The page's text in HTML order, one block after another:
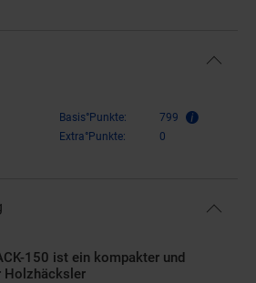
Basis°Punkte:
799
Extra°Punkte:
0
150 ist ein kompakter und
Holzhäcksler